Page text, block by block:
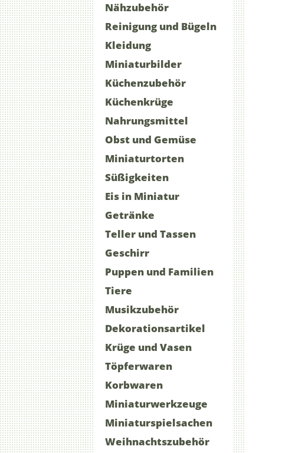
Nähzubehör
Reinigung und Bügeln
Kleidung
Miniaturbilder
Küchenzubehör
Küchenkrüge
Nahrungsmittel
Obst und Gemüse
Miniaturtorten
Süßigkeiten
Eis in Miniatur
Getränke
Teller und Tassen
Geschirr
Puppen und Familien
Tiere
Musikzubehör
Dekorationsartikel
Krüge und Vasen
Töpferwaren
Korbwaren
Miniaturwerkzeuge
Miniaturspielsachen
Weihnachtszubehör